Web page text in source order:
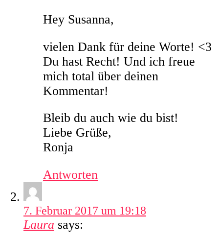
Hey Susanna,
vielen Dank für deine Worte! <3
Du hast Recht! Und ich freue
mich total über deinen
Kommentar!
Bleib du auch wie du bist!
Liebe Grüße,
Ronja
Antworten
7. Februar 2017 um 19:18
Laura says: